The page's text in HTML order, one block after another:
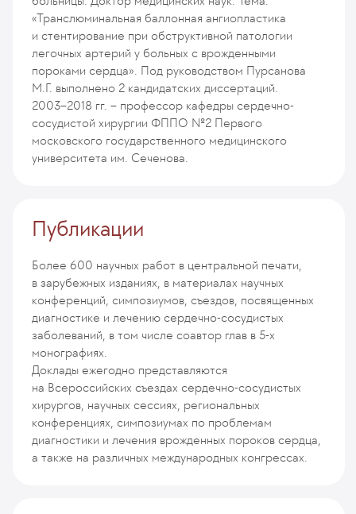
«Транслюминальная баллонная ангиопластика
и стентирование при обструктивной патологии
легочных артерий у больных с врожденными
пороками сердца». Под руководством Пурсанова
М.Г. выполнено 2 кандидатских диссертаций.
2003–2018 гг. – профессор кафедры сердечно-
сосудистой хирургии ФППО №2 Первого
московского государственного медицинского
университета им. Сеченова.
Публикации
Более 600 научных работ в центральной печати,
в зарубежных изданиях, в материалах научных
конференций, симпозиумов, съездов, посвященных
диагностике и лечению сердечно-сосудистых
заболеваний, в том числе соавтор глав в 5-х
монографиях.
Доклады ежегодно представляются
на Всероссийских съездах сердечно-сосудистых
хирургов, научных сессиях, региональных
конференциях, симпозиумах по проблемам
диагностики и лечения врожденных пороков сердца,
а также на различных международных конгрессах.